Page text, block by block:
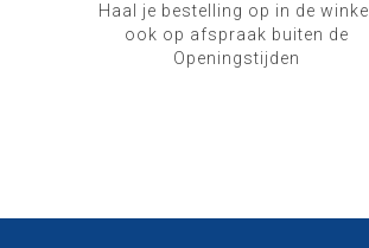
Haal je bestelling op in de winkel
ook op afspraak buiten de
Openingstijden